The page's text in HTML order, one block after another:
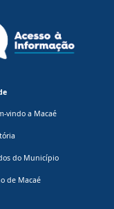
vindo a Macaé
do Município
de Macaé